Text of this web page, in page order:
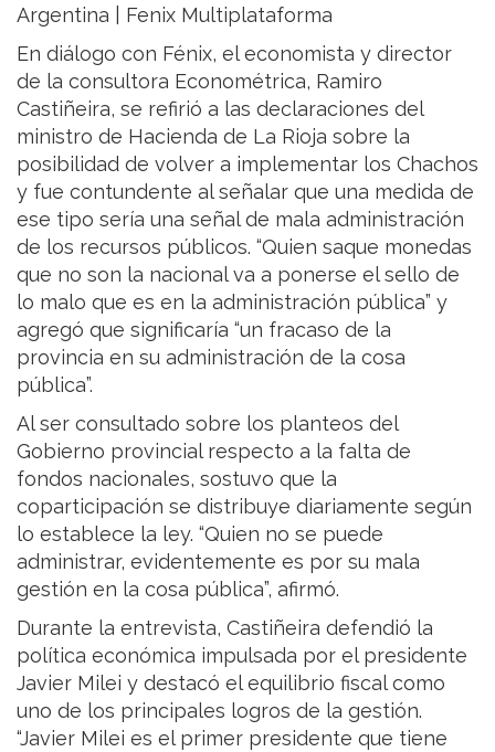
Argentina | Fenix Multiplataforma
En diálogo con Fénix, el economista y director
de la consultora Econométrica, Ramiro
Castiñeira, se refirió a las declaraciones del
ministro de Hacienda de La Rioja sobre la
posibilidad de volver a implementar los Chachos
y fue contundente al señalar que una medida de
ese tipo sería una señal de mala administración
de los recursos públicos. “Quien saque monedas
que no son la nacional va a ponerse el sello de
lo malo que es en la administración pública” y
agregó que significaría “un fracaso de la
provincia en su administración de la cosa
pública”.
Al ser consultado sobre los planteos del
Gobierno provincial respecto a la falta de
fondos nacionales, sostuvo que la
coparticipación se distribuye diariamente según
lo establece la ley. “Quien no se puede
administrar, evidentemente es por su mala
gestión en la cosa pública”, afirmó.
Durante la entrevista, Castiñeira defendió la
política económica impulsada por el presidente
Javier Milei y destacó el equilibrio fiscal como
uno de los principales logros de la gestión.
“Javier Milei es el primer presidente que tiene